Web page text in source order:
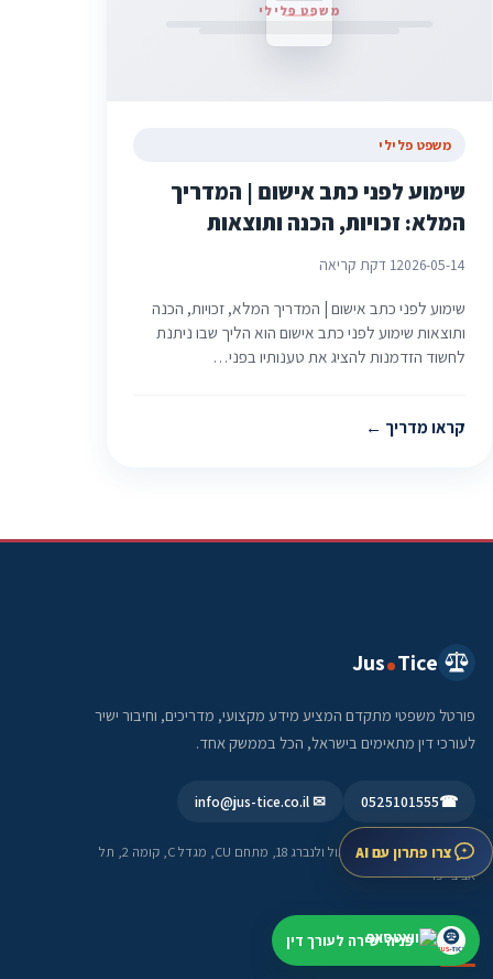
משפט פלילי
משפט פלילי
שימוע לפני כתב אישום | המדריך
המלא: זכויות, הכנה ותוצאות
2026-05-141 דקת קריאה
שימוע לפני כתב אישום | המדריך המלא, זכויות, הכנה
ותוצאות שימוע לפני כתב אישום הוא הליך שבו ניתנת
לחשוד הזדמנות להציג את טענותיו בפני…
קראו מדריך
Jus Tice
פורטל משפטי מתקדם המציע מידע מקצועי, מדריכים, וחיבור ישיר
לעורכי דין מתאימים בישראל, הכל בממשק אחד.
☎
0525101555
✉ info@jus-tice.co.il
כתובת בית עסק:
רחוב ראול ולנברג 18, מתחם CU, מגדל C, קומה 2, תל
אביב-יפו
תחומי התמחות
צרו פתרון עם AI
פניה ישירה לעורך דין